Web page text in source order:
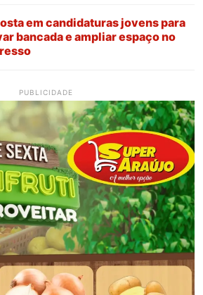
em candidaturas jovens para
bancada e ampliar espaço no
PUBLICIDADE